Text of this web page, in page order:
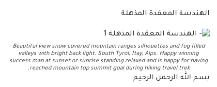
الهندسة المعقدة المذهلة
Beautiful view snow covered mountain ranges silhouettes and fog filled
valleys with bright back light. South Tyrol, Itay, Alps. Happy winning
success man at sunset or sunrise standing relaxed and is happy for having
reached mountain top summit goal during hiking travel trek.
بسم الله الرحمن الرحيم